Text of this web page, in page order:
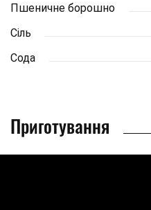
Пшеничне борошно
Сіль
Сода
Приготування